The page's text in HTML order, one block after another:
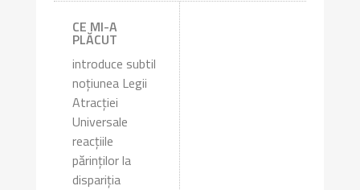
CE MI-A
PLĂCUT
introduce subtil
noțiunea Legii
Atracției
Universale
reacțiile
părinților la
dispariția